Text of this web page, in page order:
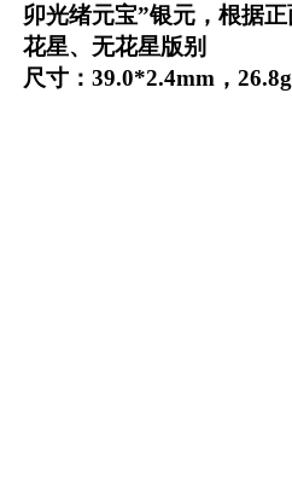
卯光绪元宝”银元，根据
花星、无花星版别
尺寸：39.0*2.4mm，